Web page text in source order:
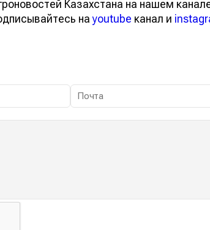
Казахстана на нашем
наyoutube канал и